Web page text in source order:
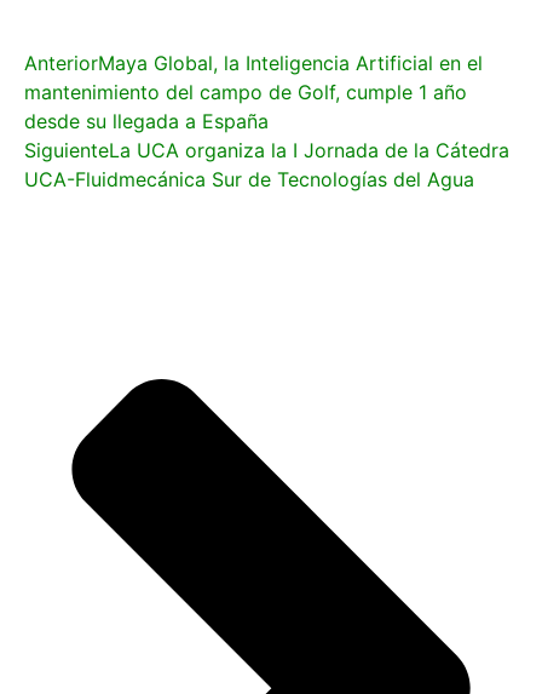
AnteriorMaya Global, la Inteligencia Artificial en el
mantenimiento del campo de Golf, cumple 1 año
desde su llegada a España
SiguienteLa UCA organiza la I Jornada de la Cátedra
UCA-Fluidmecánica Sur de Tecnologías del Agua